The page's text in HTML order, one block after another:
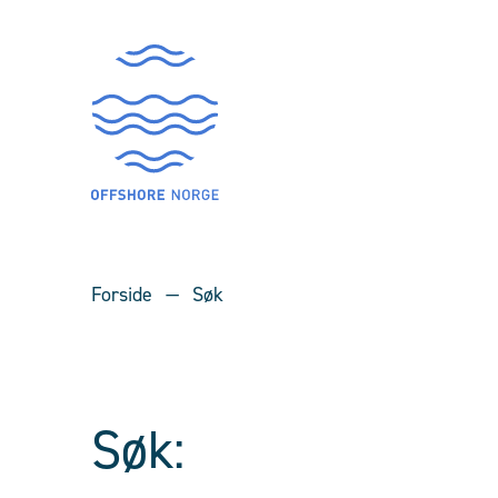
Forside Søk
Søk: